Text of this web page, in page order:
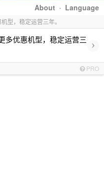
About · Language
型，稳定运营三年。
多优惠机型，稳定运营三 ›
PRO